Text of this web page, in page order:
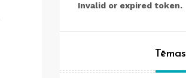
Invalid or expired token.
Tēmas